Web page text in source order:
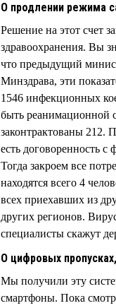
О продлении режима
Решение на этот счет
здравоохранения. Вы
что предыдущий
Минздрава, эти
1546 инфекционных
быть реанимационной
законтрактованы 212.
есть договоренность
Тогда закроем все
находятся всего 4
всех приехавших из
других регионов.
специалисты скажут
О цифровых
Мы получили эту
смартфоны. Пока